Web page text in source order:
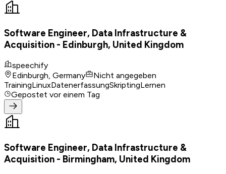
Software Engineer, Data Infrastructure &
Acquisition - Edinburgh, United Kingdom
speechify
Edinburgh, Germany
Nicht angegeben
TrainingLinuxDatenerfassungSkriptingLernen
Gepostet vor einem Tag
Software Engineer, Data Infrastructure &
Acquisition - Birmingham, United Kingdom